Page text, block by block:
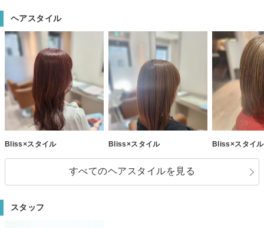
ヘアスタイル
Bliss×スタイル Bliss×スタイル Bliss×スタイル
すべてのヘアスタイルを見る
スタッフ